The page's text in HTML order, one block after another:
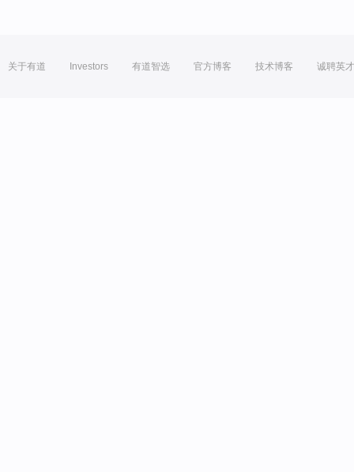
关于有道 Investors 有道智选 官方博客 技术博客 诚聘英才